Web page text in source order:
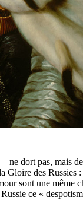
dort pas, mais
Gloire des
sont une même
ce «